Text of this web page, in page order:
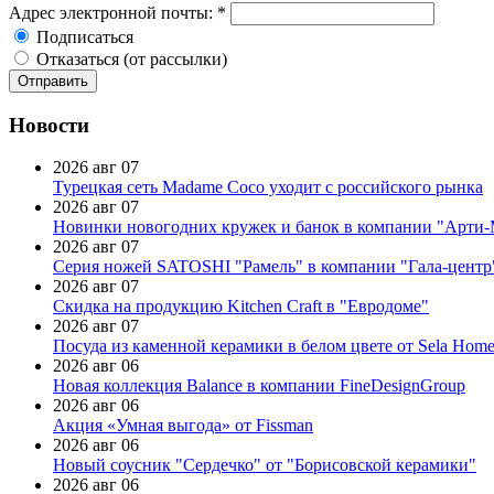
Адрес электронной почты: *
Подписаться
Отказаться (от рассылки)
Новости
2026 авг 07
Турецкая сеть Madame Coco уходит с российского рынка
2026 авг 07
Новинки новогодних кружек и банок в компании
2026 авг 07
Серия ножей SATOSHI "Рамель" в компании "Гала-
2026 авг 07
Скидка на продукцию Kitchen Craft в "Евродоме"
2026 авг 07
Посуда из каменной керамики в белом цвете от Sela Home
2026 авг 06
Новая коллекция Balance в компании FineDesignGroup
2026 авг 06
Акция «Умная выгода» от Fissman
2026 авг 06
Новый соусник "Сердечко" от "Борисовской керамики"
2026 авг 06